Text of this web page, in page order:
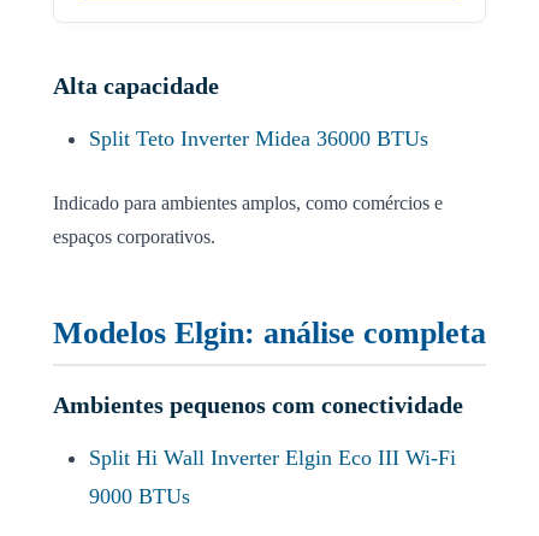
Alta capacidade
Split Teto Inverter Midea 36000 BTUs
Indicado para ambientes amplos, como comércios e
espaços corporativos.
Modelos Elgin: análise completa
Ambientes pequenos com conectividade
Split Hi Wall Inverter Elgin Eco III Wi-Fi
9000 BTUs